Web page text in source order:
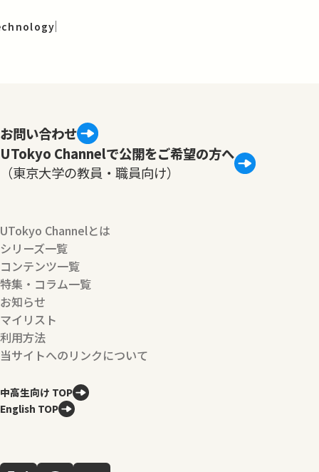
お問い合わせ
UTokyo Channelで公開をご希望の方へ
（東京大学の教員・職員向け）
UTokyo Channelとは
シリーズ一覧
コンテンツ一覧
特集・コラム一覧
お知らせ
マイリスト
利用方法
当サイトへのリンクについて
中高生向け TOP
English TOP